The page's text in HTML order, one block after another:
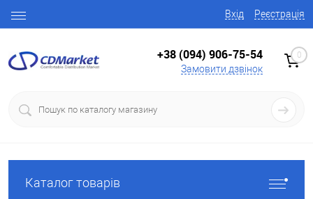
Вхід Реєстрація
+38 (094) 906-75-54
Замовити дзвінок
0
Каталог товарів